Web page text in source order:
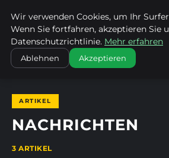
ENTDECKE
STARTSEITE NACHRICHTEN
ARTIKEL
NACHRICHTEN
3 ARTIKEL
Wir verwenden Cookies, um Ihr
Wenn Sie fortfahren, akzeptieren Sie
Datenschutzrichtlinie. Mehr erfahren
Ablehnen Akzeptieren